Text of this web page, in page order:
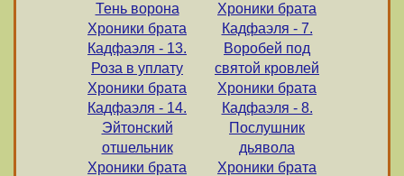
Тень ворона
Хроники брата
Кадфаэля - 13.
Роза в уплату
Хроники брата
Кадфаэля - 14.
Эйтонский
отшельник
Хроники брата
Хроники брата
Кадфаэля - 7.
Воробей под
святой кровлей
Хроники брата
Кадфаэля - 8.
Послушник
дьявола
Хроники брата